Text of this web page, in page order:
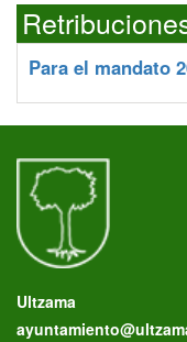
Para el mandato
Ultzama